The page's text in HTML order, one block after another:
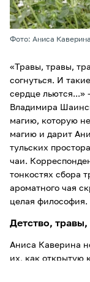
Фото: Аниса Каверина
«Травы, травы,
согнуться. И
сердце льются...»
Владимира
магию, которую
магию и дарит
тульских
чаи.
тонкостях сбора
ароматного чая
целая философия.
Детство, травы,
Аниса Каверина
их, как открытую